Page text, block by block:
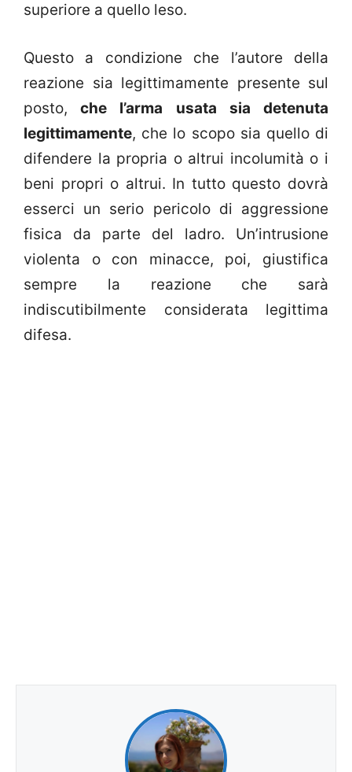
superiore a quello leso.
Questo a condizione che l’autore della
reazione sia legittimamente presente sul
posto, che l’arma usata sia detenuta
legittimamente, che lo scopo sia quello di
difendere la propria o altrui incolumità o i
beni propri o altrui. In tutto questo dovrà
esserci un serio pericolo di aggressione
fisica da parte del ladro. Un’intrusione
violenta o con minacce, poi, giustifica
sempre la reazione che sarà
indiscutibilmente considerata legittima
difesa.